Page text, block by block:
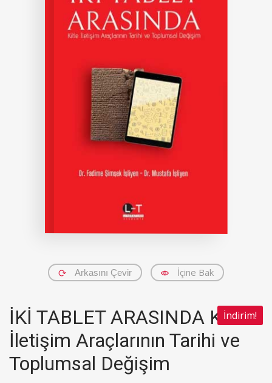
Arkasını Çevir İçine Bak
İndirim!
İKİ TABLET ARASINDA Kitle
İletişim Araçlarının Tarihi ve
Toplumsal Değişim